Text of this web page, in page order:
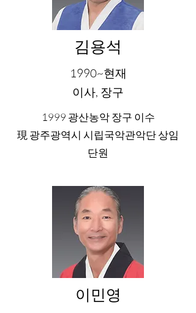
김용석
1990~현재
이사, 장구
1999 광산농악 장구 이수
現 광주광역시 시립국악관악단 상임
단원
이민영